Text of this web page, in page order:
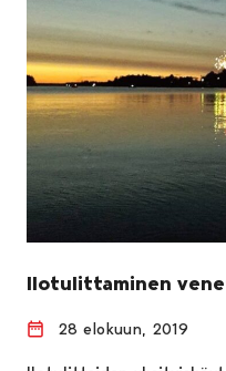
Ilotulittaminen
28 elokuun, 2019